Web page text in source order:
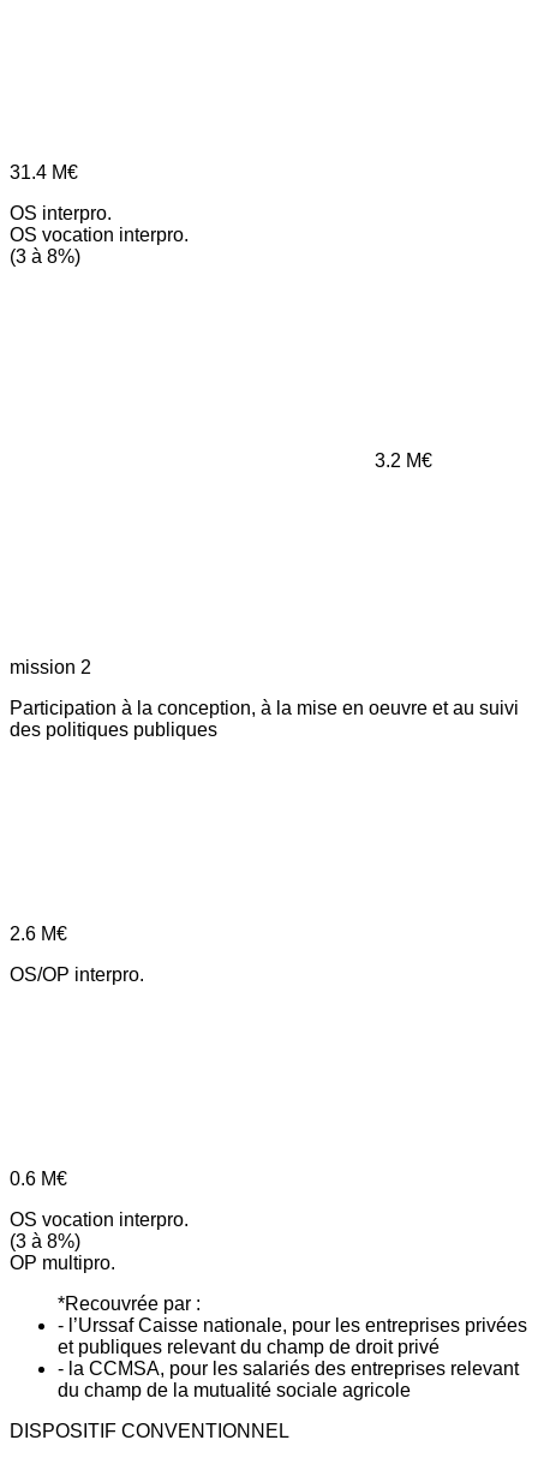
31.4 M€
OS interpro.
OS vocation interpro.
(3 à 8%)
3.2 M€
mission 2
Participation à la conception, à la mise en oeuvre et au suivi
des politiques publiques
2.6 M€
OS/OP interpro.
0.6 M€
OS vocation interpro.
(3 à 8%)
OP multipro.
*Recouvrée par :
- l’Urssaf Caisse nationale, pour les entreprises privées
et publiques relevant du champ de droit privé
- la CCMSA, pour les salariés des entreprises relevant
du champ de la mutualité sociale agricole
DISPOSITIF CONVENTIONNEL